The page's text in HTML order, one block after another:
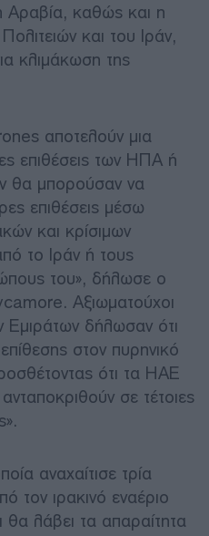
Αραβία, καθώς και η
και του Ιράν,
κλιμάκωση της
αποτελούν μια
επιθέσεις των ΗΠΑ ή
θα μπορούσαν να
επιθέσεις μέσω
και κρίσιμων
το Ιράν ή τους
του», δήλωσε ο
Αξιωματούχοι
δήλωσαν ότι
στον πυρηνικό
ότι τα ΗΑΕ
σε τέτοιες
αναχαίτισε τρία
τον ιρακινό εναέριο
λάβει τα απαραίτητα